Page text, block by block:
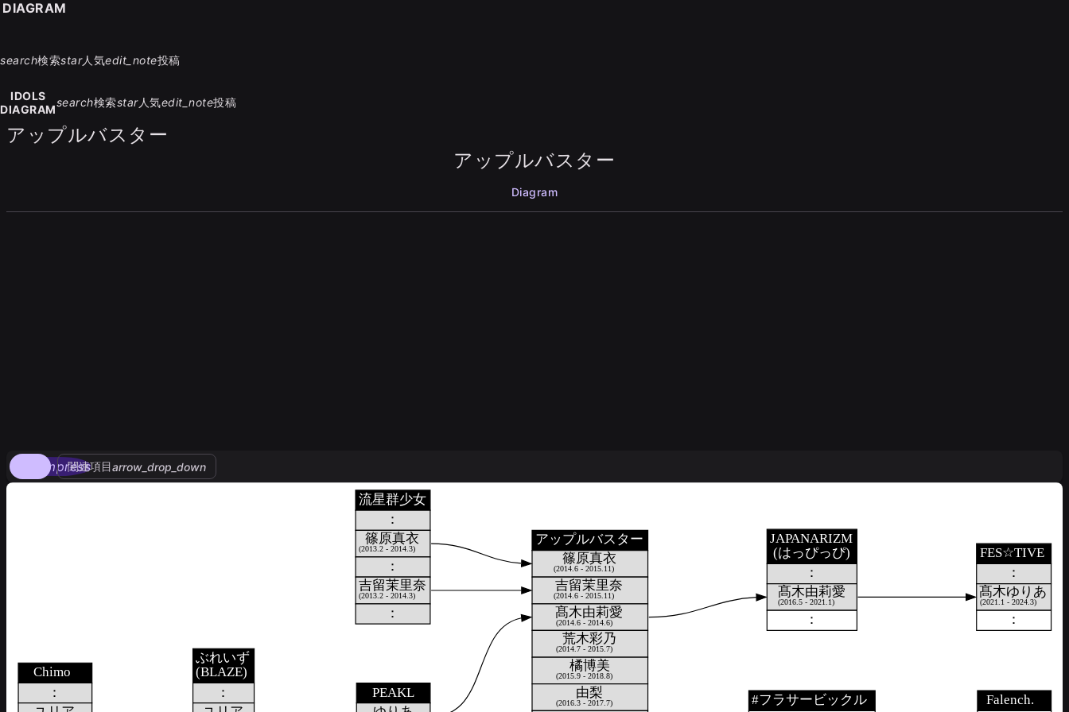
search検索star人気edit_note投稿
IDOLS
DIAGRAM
search検索star人気edit_note投稿
アップルバスター
アップルバスター
Diagram
compress
関連項目arrow_drop_down